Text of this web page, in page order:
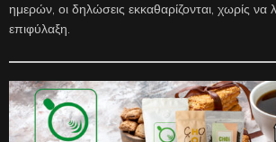
ημερών, οι δηλώσεις εκκαθαρίζονται, χωρίς
επιφύλαξη.